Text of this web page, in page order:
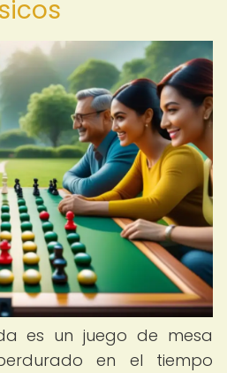
es un juego de mesa
en el tiempo